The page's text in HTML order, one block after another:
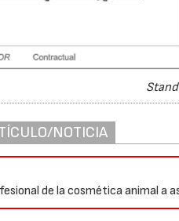
NOTICIA
de la cosmética animal a